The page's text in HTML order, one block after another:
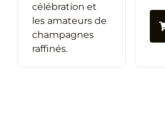
célébration et
les amateurs de
champagnes
raffinés.